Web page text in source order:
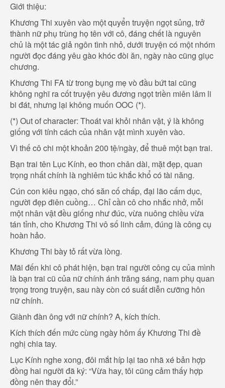
Giới thiệu:
Khương Thi xuyên vào một quyển truyện ngọt sủng, trở
thành nữ phụ trùng họ tên với cô, đáng chết là nguyên
chủ là một tác giả ngôn tình nhỏ, dưới truyện có một nhóm
người đọc đáng yêu gào khóc đòi ăn, ngày nào cũng giục
chương.
Khương Thi FA từ trong bụng mẹ vò đầu bứt tai cũng
không nghĩ ra cốt truyện yêu đương ngọt triền miên lâm li
bi đát, nhưng lại không muốn OOC (*).
(*) Out of character: Thoát vai khỏi nhân vật, ý là không
giống với tính cách của nhân vật mình xuyên vào.
Vì thế cô chi một khoản 200 tệ/ngày, để thuê một bạn trai.
Bạn trai tên Lục Kính, eo thon chân dài, mặt đẹp, quan
trọng nhất chính là nghiêm túc khắc khổ có tài năng.
Cún con kiêu ngạo, chó săn cố chấp, đại lão cấm dục,
người đẹp điên cuồng… Chỉ cần cô cho nhắc nhở, mỗi
một nhân vật đều giống như đúc, vừa nuông chiều vừa
tán tỉnh, cho Khương Thi vô số linh cảm, đúng là công cụ
hoàn hảo.
Khương Thi bày tỏ rất vừa lòng.
Mãi đến khi cô phát hiện, bạn trai người công cụ của mình
là bạn trai cũ của nữ chính ánh trăng sáng, nam phụ quan
trọng trong truyện, sau này còn có suất diễn cưỡng hôn
nữ chính.
Giành đàn ông với nữ chính? A, kích thích.
Kích thích đến mức cùng ngày hôm ấy Khương Thi đề
nghị chia tay.
Lục Kính nghe xong, đôi mắt híp lại tao nhã xé bản hợp
đồng hai người đã ký: “Vừa hay, tôi cũng cảm thấy hợp
đồng nên thay đổi.”